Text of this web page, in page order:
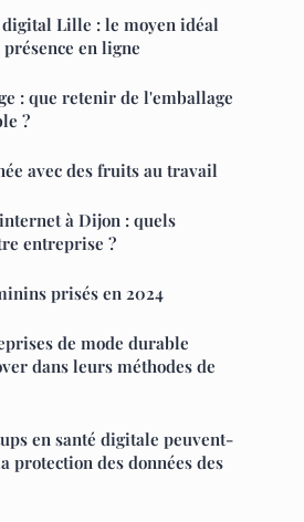
Lille : le moyen idéal
en ligne
: que retenir de l'emballage
?
avec des fruits au travail
à Dijon : quels
entreprise ?
prisés en 2024
de mode durable
dans leurs méthodes de
en santé digitale peuvent-
protection des données des